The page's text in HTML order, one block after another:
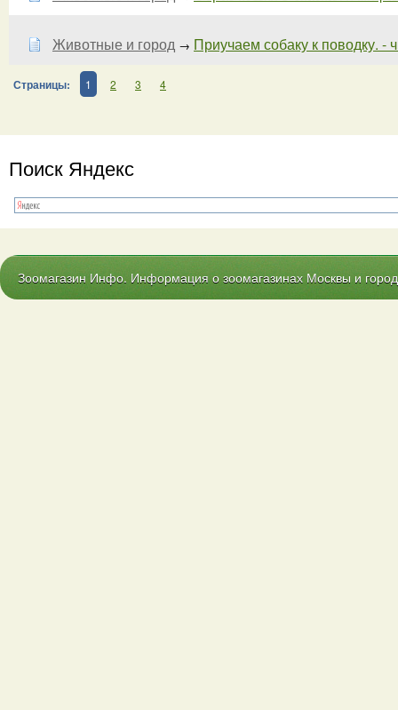
Животные и город → Приучаем собаку к поводку. -
Страницы: 1 2 3 4
Поиск Яндекс
Зоомагазин Инфо. Информация о зоомагазинах Москвы и